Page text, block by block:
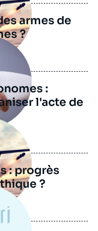
armes de
?
:
l'acte de
: progrès
?